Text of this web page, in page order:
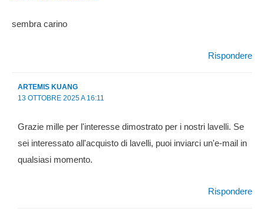
sembra carino
Rispondere
ARTEMIS KUANG
13 OTTOBRE 2025 A 16:11
Grazie mille per l'interesse dimostrato per i nostri lavelli. Se
sei interessato all'acquisto di lavelli, puoi inviarci un'e-mail in
qualsiasi momento.
Rispondere